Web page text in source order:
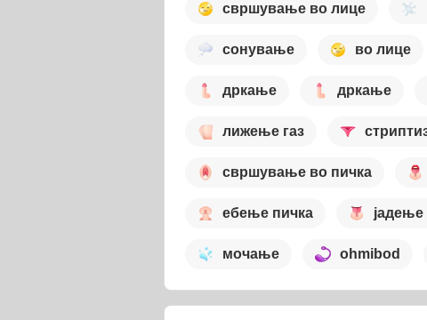
свршување во лице
сонување во лице
дркање дркање
лижење газ
свршување во пичка
ебење пичка јадење
мочање ohmibod